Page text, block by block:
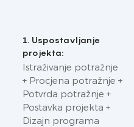
1. Uspostavljanje
projekta:
Istraživanje potražnje
+ Procjena potražnje +
Potvrda potražnje +
Postavka projekta +
Dizajn programa